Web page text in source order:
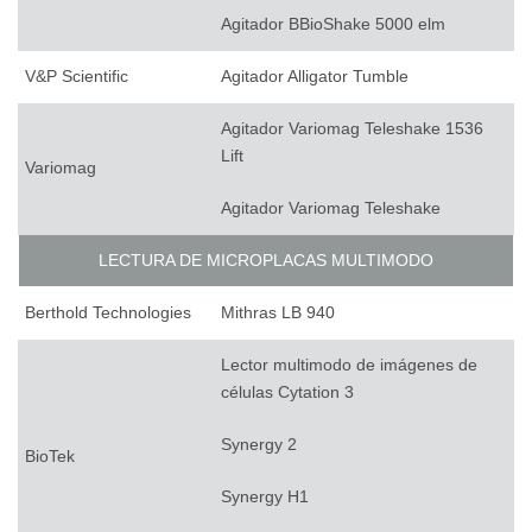
Agitador BBioShake 5000 elm
V&P Scientific Agitador Alligator Tumble
Variomag
Agitador Variomag Teleshake 1536
Lift
Agitador Variomag Teleshake
LECTURA DE MICROPLACAS MULTIMODO
Berthold Technologies Mithras LB 940
BioTek
Lector multimodo de imágenes de
células Cytation 3
Synergy 2
Synergy H1